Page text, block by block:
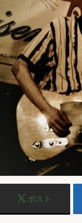
ポスト